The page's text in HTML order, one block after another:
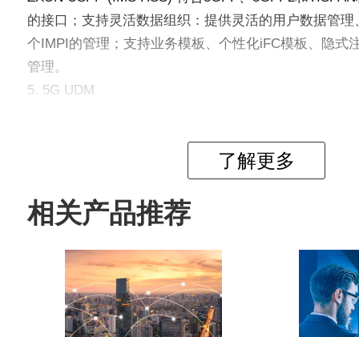
的接口；支持灵活数据组织：提供灵活的用户数据管
个IMPI的管理；支持业务模板、个性化iFC模板、隐式
管理。
5. 5G UDM
ZXUN USPP (AUSF)提供对3GPP接入和非授信下非
求方NF提供秘钥资料。通过Nausf服务化接口为AMF提
7. EIR
ZXUN USPP (EIR) 管理和存贮IMEI的黑/白/灰名单类
理功能，可以同时支持GSM/UMTS网络、LTE网络、
产品亮点
了解更多
相关产品推荐